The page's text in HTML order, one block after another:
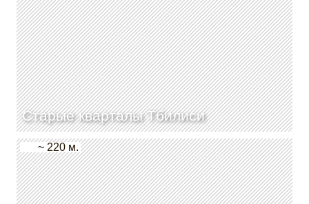
Старые кварталы Тбилиси
~ 220 м.